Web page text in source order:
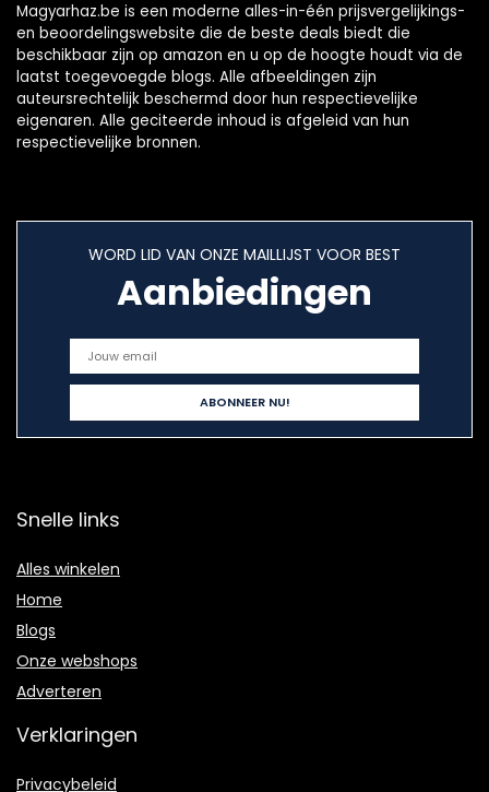
Magyarhaz.be is een moderne alles-in-één prijsvergelijkings-
en beoordelingswebsite die de beste deals biedt die
beschikbaar zijn op amazon en u op de hoogte houdt via de
laatst toegevoegde blogs. Alle afbeeldingen zijn
auteursrechtelijk beschermd door hun respectievelijke
eigenaren. Alle geciteerde inhoud is afgeleid van hun
respectievelijke bronnen.
WORD LID VAN ONZE MAILLIJST VOOR BEST
Aanbiedingen
Snelle links
Alles winkelen
Home
Blogs
Onze webshops
Adverteren
Verklaringen
Privacybeleid